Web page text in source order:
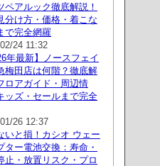
ペアルック徹底解説！
分け方・価格・着こな
で完全網羅
24 11:32
年最新】ノースフェイ
梅田店は何階？徹底解
ロアガイド・周辺情
ッズ・セールまで完全
26 12:37
いと損！カシオ ウェー
ター電池交換：寿命・
止・放置リスク・プロ